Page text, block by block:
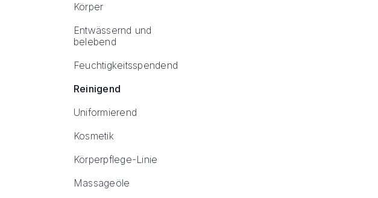
Körper
Entwässernd und
belebend
Feuchtigkeitsspendend
Reinigend
Uniformierend
Kosmetik
Körperpflege-Linie
Massageöle